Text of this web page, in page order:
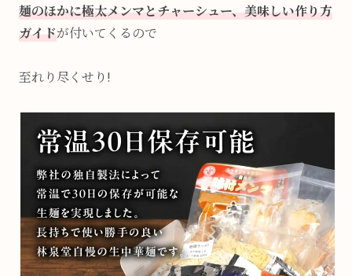
麺のほかに極太メンマとチャーシュー、美味しい作り方
ガイドが付いてくるので
至れり尽くせり!